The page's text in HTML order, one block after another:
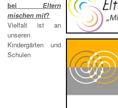
bei Eltern
mischen mit?
Vielfalt ist an
unseren
Kindergärten und
Schulen